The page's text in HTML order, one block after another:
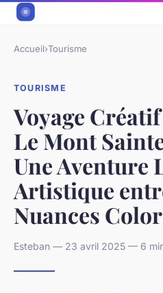
Accueil›Tourisme
TOURISME
Voyage
Le Mont
Une Aventure
Artistique
Nuances
Esteban — 23 avril 2025 — 6